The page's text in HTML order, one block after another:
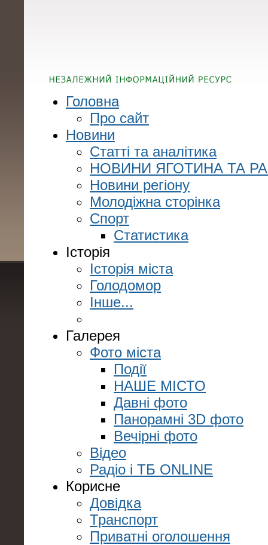
Головна
Про сайт
Новини
Статті та аналітика
НОВИНИ ЯГОТИНА ТА
Новини регіону
Молодіжна сторінка
Спорт
Статистика
Історія
Історія міста
Голодомор
Інше...
Галерея
Фото міста
Події
НАШЕ МІСТО
Давні фото
Панорамні 3D фото
Вечірні фото
Відео
Радіо і ТБ ONLINE
Корисне
Довідка
Транспорт
Приватні оголошення